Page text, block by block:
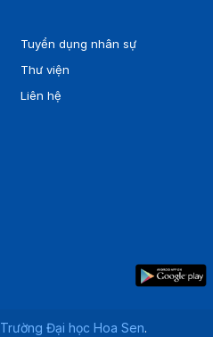
Tuyển dụng nhân sự
Thư viện
Liên hệ
Trường Đại học Hoa Sen.